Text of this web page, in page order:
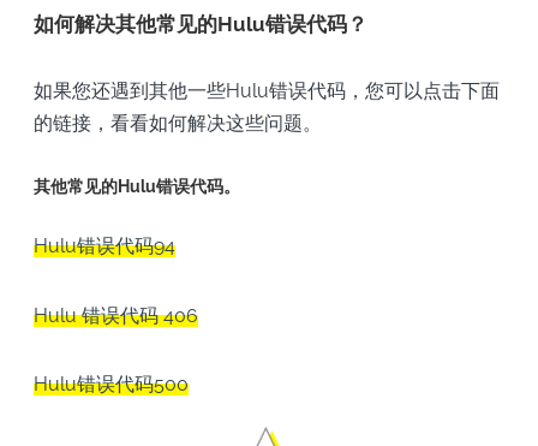
如何解决其他常见的Hulu错误代码？
如果您还遇到其他一些Hulu错误代码，您可以点击下面
的链接，看看如何解决这些问题。
其他常见的Hulu错误代码。
Hulu错误代码94
Hulu 错误代码 406
Hulu错误代码500